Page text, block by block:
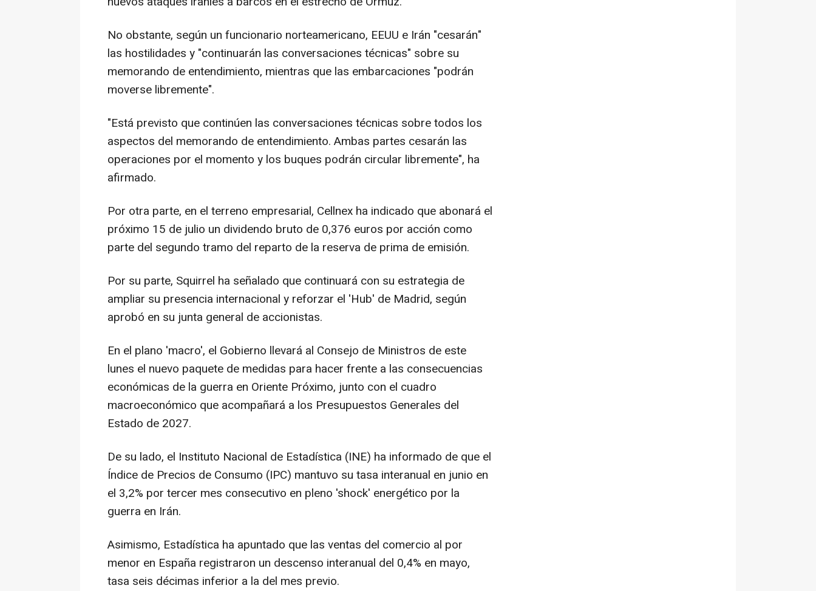
No obstante, según un funcionario norteamericano, EEUU e Irán "cesarán"
las hostilidades y "continuarán las conversaciones técnicas" sobre su
memorando de entendimiento, mientras que las embarcaciones "podrán
moverse libremente".
"Está previsto que continúen las conversaciones técnicas sobre todos los
aspectos del memorando de entendimiento. Ambas partes cesarán las
operaciones por el momento y los buques podrán circular libremente", ha
afirmado.
Por otra parte, en el terreno empresarial, Cellnex ha indicado que abonará el
próximo 15 de julio un dividendo bruto de 0,376 euros por acción como
parte del segundo tramo del reparto de la reserva de prima de emisión.
Por su parte, Squirrel ha señalado que continuará con su estrategia de
ampliar su presencia internacional y reforzar el 'Hub' de Madrid, según
aprobó en su junta general de accionistas.
En el plano 'macro', el Gobierno llevará al Consejo de Ministros de este
lunes el nuevo paquete de medidas para hacer frente a las consecuencias
económicas de la guerra en Oriente Próximo, junto con el cuadro
macroeconómico que acompañará a los Presupuestos Generales del
Estado de 2027.
De su lado, el Instituto Nacional de Estadística (INE) ha informado de que el
Índice de Precios de Consumo (IPC) mantuvo su tasa interanual en junio en
el 3,2% por tercer mes consecutivo en pleno 'shock' energético por la
guerra en Irán.
Asimismo, Estadística ha apuntado que las ventas del comercio al por
menor en España registraron un descenso interanual del 0,4% en mayo,
tasa seis décimas inferior a la del mes previo.